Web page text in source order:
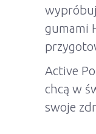
gumami
Active
chcą w
swoje